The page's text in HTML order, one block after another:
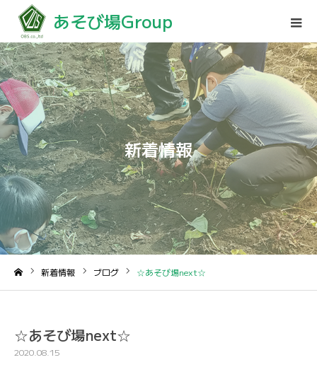
あそび場Group
新着情報
新着情報 ブログ ☆あそび場next☆
☆あそび場next☆
2020.08.15